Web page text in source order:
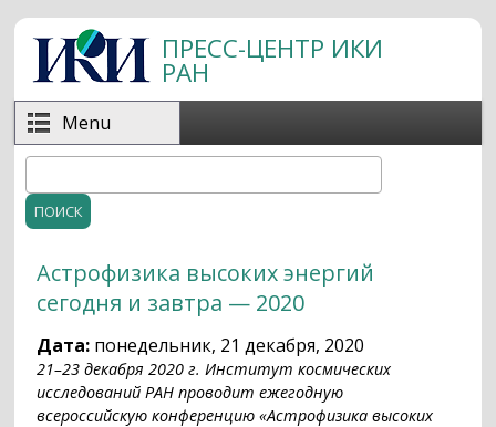
Перейти к основному содержанию
ПРЕСС-ЦЕНТР ИКИ
РАН
Menu
Форма поиска
Астрофизика высоких энергий
сегодня и завтра — 2020
Дата: понедельник, 21 декабря, 2020
21–23 декабря 2020 г. Институт космических
исследований РАН проводит ежегодную
всероссийскую конференцию «Астрофизика высоких